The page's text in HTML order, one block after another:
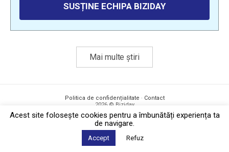
SUSȚINE ECHIPA BIZIDAY
Mai multe știri
Politica de confidențialitate · Contact
2026 © Biziday
Acest site foloseşte cookies pentru a îmbunătăți experiența ta
de navigare.
Accept Refuz